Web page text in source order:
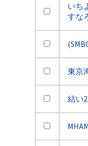
いち
すな
東京
結い